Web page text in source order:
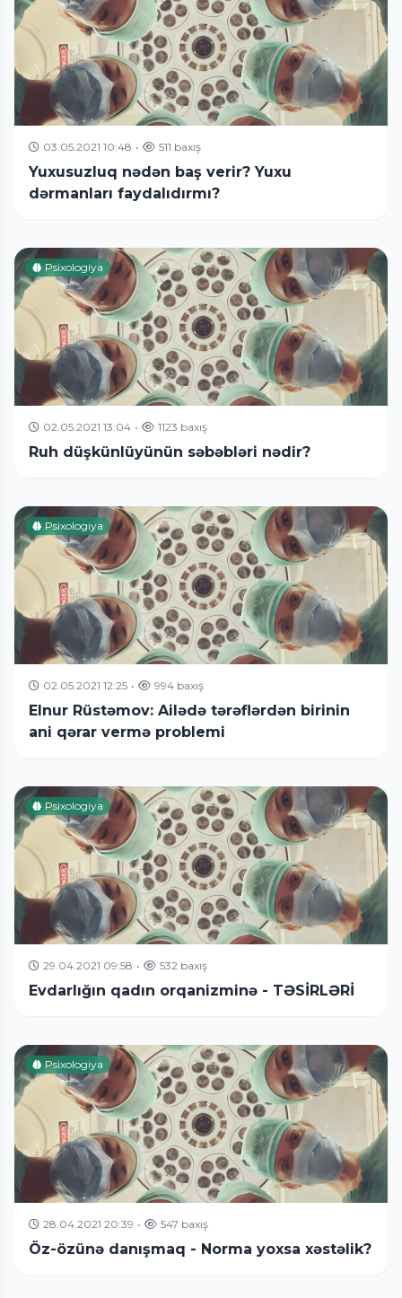
03.05.2021 10:48 • 511 baxış
Yuxusuzluq nədən baş verir? Yuxu
dərmanları faydalıdırmı?
Psixologiya
02.05.2021 13:04 • 1123 baxış
Ruh düşkünlüyünün səbəbləri nədir?
Psixologiya
02.05.2021 12:25 • 994 baxış
Elnur Rüstəmov: Ailədə tərəflərdən birinin
ani qərar vermə problemi
Psixologiya
29.04.2021 09:58 • 532 baxış
Evdarlığın qadın orqanizminə - TƏSİRLƏRİ
Psixologiya
28.04.2021 20:39 • 547 baxış
Öz-özünə danışmaq - Norma yoxsa xəstəlik?